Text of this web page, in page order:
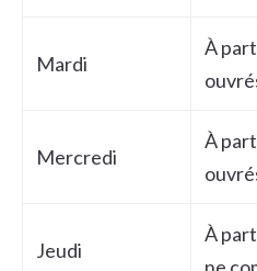
Mardi
À
Mercredi
À
Jeudi
À